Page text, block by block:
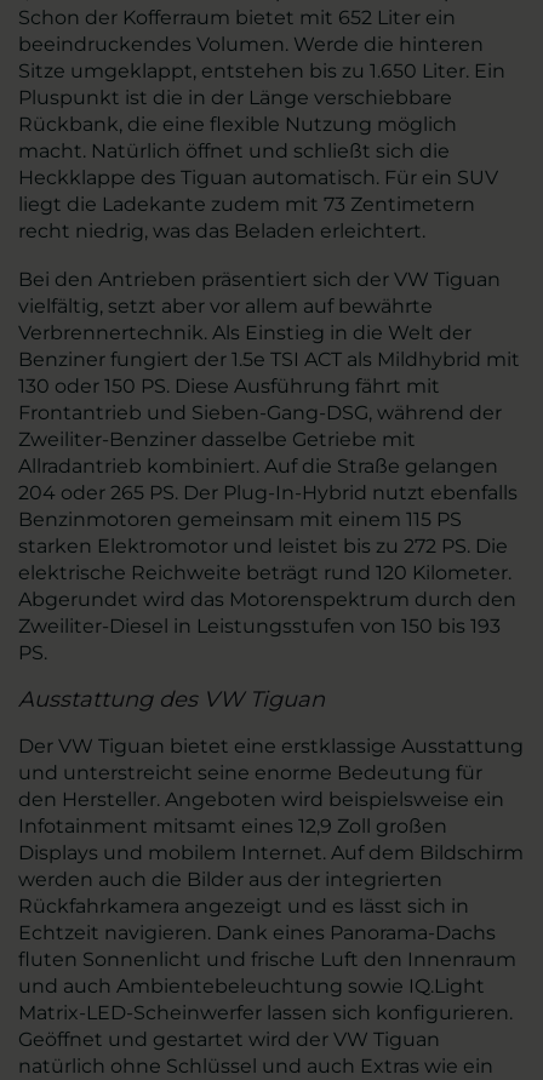
Schon der Kofferraum bietet mit 652 Liter ein
beeindruckendes Volumen. Werde die hinteren
Sitze umgeklappt, entstehen bis zu 1.650 Liter. Ein
Pluspunkt ist die in der Länge verschiebbare
Rückbank, die eine flexible Nutzung möglich
macht. Natürlich öffnet und schließt sich die
Heckklappe des Tiguan automatisch. Für ein SUV
liegt die Ladekante zudem mit 73 Zentimetern
recht niedrig, was das Beladen erleichtert.
Bei den Antrieben präsentiert sich der VW Tiguan
vielfältig, setzt aber vor allem auf bewährte
Verbrennertechnik. Als Einstieg in die Welt der
Benziner fungiert der 1.5e TSI ACT als Mildhybrid mit
130 oder 150 PS. Diese Ausführung fährt mit
Frontantrieb und Sieben-Gang-DSG, während der
Zweiliter-Benziner dasselbe Getriebe mit
Allradantrieb kombiniert. Auf die Straße gelangen
204 oder 265 PS. Der Plug-In-Hybrid nutzt ebenfalls
Benzinmotoren gemeinsam mit einem 115 PS
starken Elektromotor und leistet bis zu 272 PS. Die
elektrische Reichweite beträgt rund 120 Kilometer.
Abgerundet wird das Motorenspektrum durch den
Zweiliter-Diesel in Leistungsstufen von 150 bis 193
PS.
Ausstattung des VW Tiguan
Der VW Tiguan bietet eine erstklassige Ausstattung
und unterstreicht seine enorme Bedeutung für
den Hersteller. Angeboten wird beispielsweise ein
Infotainment mitsamt eines 12,9 Zoll großen
Displays und mobilem Internet. Auf dem Bildschirm
werden auch die Bilder aus der integrierten
Rückfahrkamera angezeigt und es lässt sich in
Echtzeit navigieren. Dank eines Panorama-Dachs
fluten Sonnenlicht und frische Luft den Innenraum
und auch Ambientebeleuchtung sowie IQ.Light
Matrix-LED-Scheinwerfer lassen sich konfigurieren.
Geöffnet und gestartet wird der VW Tiguan
natürlich ohne Schlüssel und auch Extras wie ein